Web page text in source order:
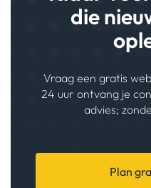
die
Vraag een gratis
24 uur ontvang je
advies;
Plan